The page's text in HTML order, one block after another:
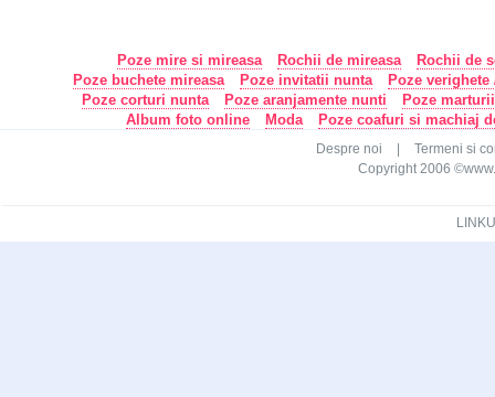
Poze mire si mireasa Rochii de mireasa
Rochii de
Poze buchete mireasa
Poze invitatii nunta
Poze
Poze corturi nunta
Poze aranjamente nunti
Poze
Album foto online
Moda Poze coafuri si machiaj
Despre noi
Termeni si
Copyright 2006